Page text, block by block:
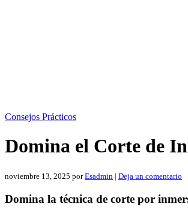
Consejos Prácticos
Domina el Corte de
noviembre 13, 2025 porEsadmin | Deja un comentario
Domina la técnica de corte por